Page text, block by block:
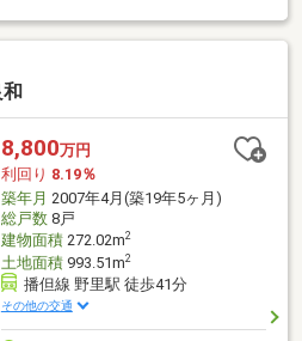
8,800万円
利回り 8.19％
築年月 2007年4月(築19年5ヶ月)
総戸数8戸
建物面積272.02m2
土地面積993.51m2
播但線 野里駅 徒歩41分
その他の交通